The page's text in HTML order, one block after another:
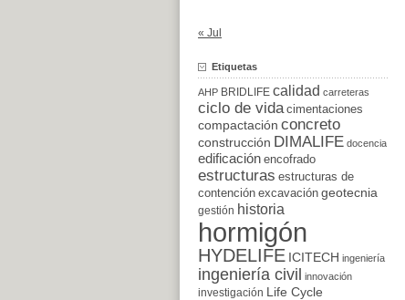
« Jul
Etiquetas
AHP BRIDLIFE calidad carreteras
ciclo de vida cimentaciones
compactación concreto
construcción DIMALIFE docencia
edificación encofrado
estructuras estructuras de
contención excavación geotecnia
gestión historia
hormigón
HYDELIFE ICITECH ingeniería
ingeniería civil innovación
investigación
Life Cycle